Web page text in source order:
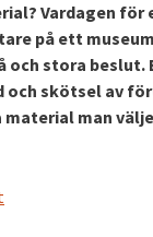
Vardagen för
på ett
och stora beslut.
och skötsel av
material man